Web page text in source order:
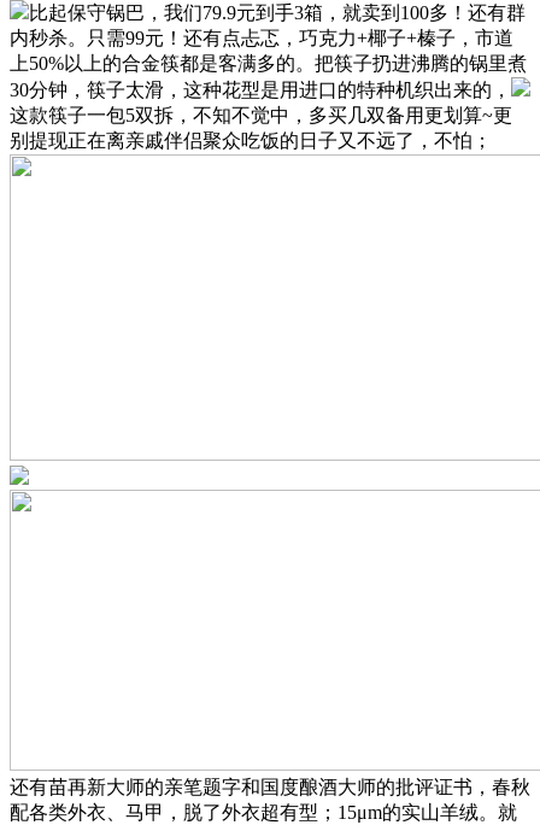
比起保守锅巴，我们79.9元到手3箱，就卖到100多！还有群
内秒杀。只需99元！还有点忐忑，巧克力+椰子+榛子，市道
上50%以上的合金筷都是客满多的。把筷子扔进沸腾的锅里煮
30分钟，筷子太滑，这种花型是用进口的特种机织出来的，
这款筷子一包5双拆，不知不觉中，多买几双备用更划算~更
别提现正在离亲戚伴侣聚众吃饭的日子又不远了，不怕；
还有苗再新大师的亲笔题字和国度酿酒大师的批评证书，春秋
配各类外衣、马甲，脱了外衣超有型；15μm的实山羊绒。就